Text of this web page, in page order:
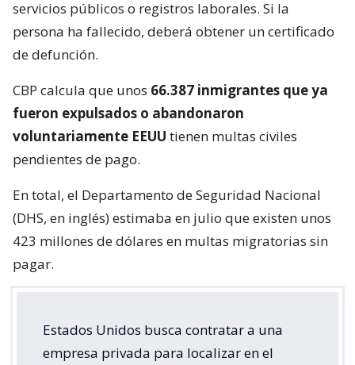
servicios públicos o registros laborales. Si la
persona ha fallecido, deberá obtener un certificado
de defunción.
CBP calcula que unos 66.387 inmigrantes que ya
fueron expulsados o abandonaron
voluntariamente EEUU tienen multas civiles
pendientes de pago.
En total, el Departamento de Seguridad Nacional
(DHS, en inglés) estimaba en julio que existen unos
423 millones de dólares en multas migratorias sin
pagar.
Estados Unidos busca contratar a una
empresa privada para localizar en el